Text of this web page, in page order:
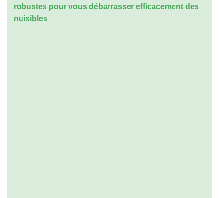
robustes pour vous débarrasser efficacement des
nuisibles